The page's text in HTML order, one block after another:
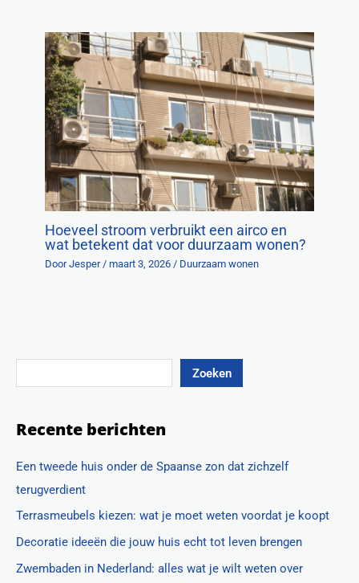
Hoeveel stroom verbruikt een airco en
wat betekent dat voor duurzaam wonen?
Door Jesper/maart 3, 2026/ Duurzaam wonen
Zoeken
Recente berichten
Een tweede huis onder de Spaanse zon dat zichzelf
terugverdient
Terrasmeubels kiezen: wat je moet weten voordat je koopt
Decoratie ideeën die jouw huis echt tot leven brengen
Zwembaden in Nederland: alles wat je wilt weten over